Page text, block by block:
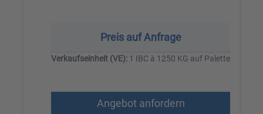
Preis auf Anfrage
Verkaufseinheit (VE): 1 IBC à 1250 KG auf Palette
Angebot anfordern